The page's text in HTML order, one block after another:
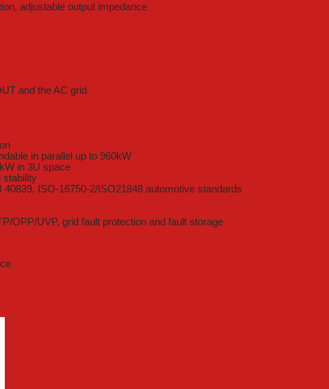
adjustable output impedance
and the AC grid
in parallel up to 960kW
in 3U space
stability
ISO-16750-2/ISO21848 automotive standards
OPP/UVP, grid fault protection and fault storage